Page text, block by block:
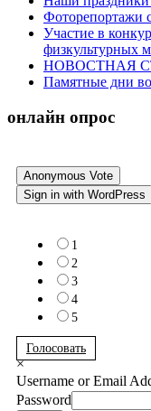
Фоторепортажи
Участие в
физкультурных
НОВОСТНАЯ
Памятные дни
онлайн опрос
Anonymous Vote
Sign in with WordPress
1
2
3
4
5
Голосовать
×
Username or Email
Password